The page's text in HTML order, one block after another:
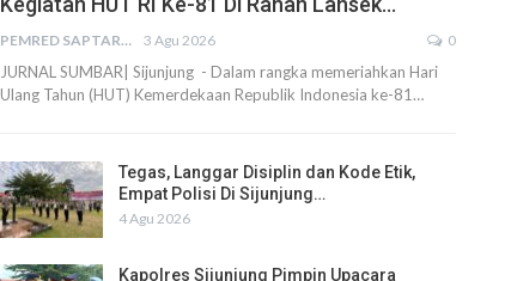
PEMRED SAPTARIUS 3 Agu 2026 0
JURNAL SUMBAR| Sijunjung - Dalam rangka memeriahkan Hari
Ulang Tahun (HUT) Kemerdekaan Republik Indonesia ke-81…
Tegas, Langgar Disiplin dan Kode Etik,
Empat Polisi Di Sijunjung…
4 Agu 2026
Kapolres Sijunjung Pimpin Upacara